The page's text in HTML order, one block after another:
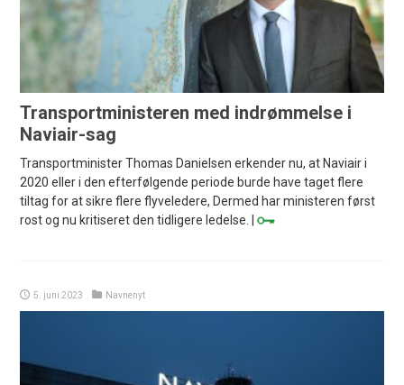
Transportministeren med indrømmelse i
Naviair-sag
Transportminister Thomas Danielsen erkender nu, at Naviair i
2020 eller i den efterfølgende periode burde have taget flere
tiltag for at sikre flere flyveledere, Dermed har ministeren først
rost og nu kritiseret den tidligere ledelse. |
5. juni 2023 Navnenyt